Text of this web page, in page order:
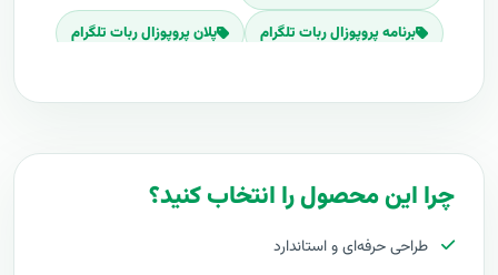
برنامه پروپوزال ربات تلگرام پلان پروپوزال ربات تلگرام
چرا این محصول را انتخاب کنید؟
طراحی حرفه‌ای و استاندارد